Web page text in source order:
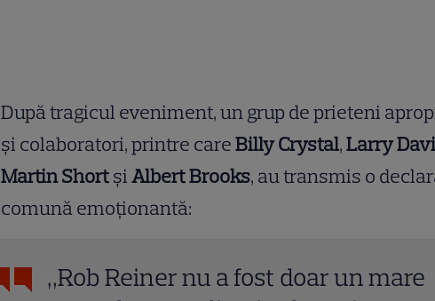
După tragicul eveniment, un grup de prieteni
și colaboratori, printre careBilly Crystal,Larry
Martin ShortșiAlbert Brooks, au transmis o
comună emoționantă:
„Rob Reiner nu a fost doar un mare